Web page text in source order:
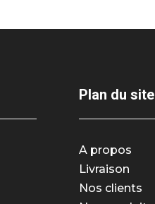
Plan du site
A propos
Livraison
Nos clients